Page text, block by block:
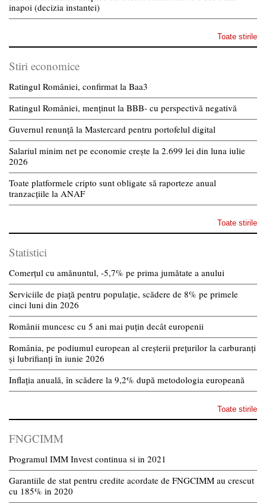
inapoi (decizia instantei)
Toate stirile
Stiri economice
Ratingul României, confirmat la Baa3
Ratingul României, menținut la BBB- cu perspectivă negativă
Guvernul renunță la Mastercard pentru portofelul digital
Salariul minim net pe economie crește la 2.699 lei din luna iulie
2026
Toate platformele cripto sunt obligate să raporteze anual
tranzacțiile la ANAF
Toate stirile
Statistici
Comerțul cu amănuntul, -5,7% pe prima jumătate a anului
Serviciile de piață pentru populație, scădere de 8% pe primele
cinci luni din 2026
Românii muncesc cu 5 ani mai puțin decât europenii
România, pe podiumul european al creșterii prețurilor la carburanți
și lubrifianți în iunie 2026
Inflația anuală, în scădere la 9,2% după metodologia europeană
Toate stirile
FNGCIMM
Programul IMM Invest continua si in 2021
Garantiile de stat pentru credite acordate de FNGCIMM au crescut
cu 185% in 2020